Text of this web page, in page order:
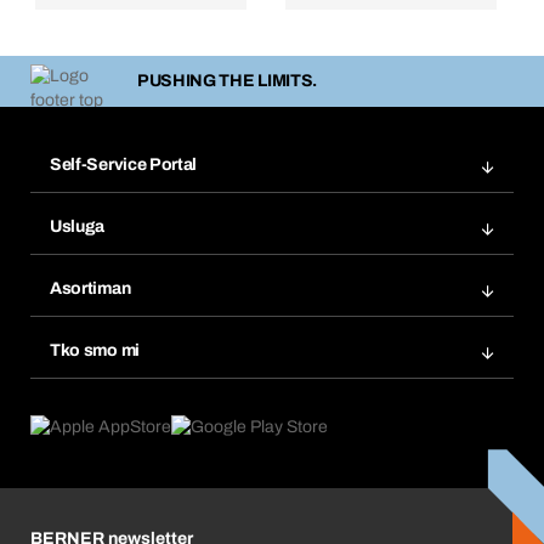
PUSHING THE LIMITS.
Self-Service Portal
Popisi želja
Ponovno naručivanje
Pretplate
Usluga
Tražitelji proizvoda
Asortiman
Tko smo mi
Što nas pokreće
BERNER newsletter